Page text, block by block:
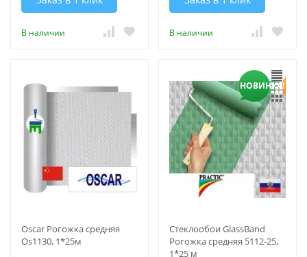
В наличии В наличии
Oscar Рогожка средняя
Os1130, 1*25м
НОВИНКА!
Стеклообои GlassBand
Рогожка средняя 5112-25,
1*25 м